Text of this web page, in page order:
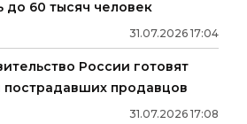
до 60 тысяч человек
31.07.2026 17:04
России готовят
продавцов
31.07.2026 17:08